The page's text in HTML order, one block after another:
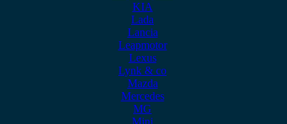
KIA
Lada
Lancia
Leapmotor
Lexus
Lynk & co
Mazda
Mercedes
MG
Mini